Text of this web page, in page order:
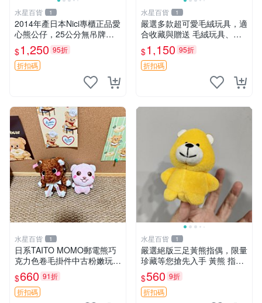
水星百貨 1
2014年產日本Nici專櫃正品愛
心熊公仔，25公分無吊牌全
新 愛心熊 公仔 熊抱玩偶
$1,250 95折
折扣碼
水星百貨 1
嚴選多款超可愛毛絨玩具，適
合收藏與贈送 毛絨玩具、抱
枕、公仔
$1,150 95折
折扣碼
水星百貨 1
日系TAITO MOMO郵電熊巧
克力色卷毛掛件中古粉嫩玩偶
微瑕推薦 postpet momo 郵
電熊 中古玩偶
$660 91折
折扣碼
水星百貨 1
嚴選絕版三足黃熊指偶，限量
珍藏等您搶先入手 黃熊 指偶
珍藏品
$560 9折
折扣碼